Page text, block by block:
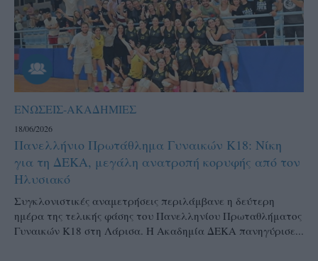
ΕΝΩΣΕΙΣ-ΑΚΑΔΗΜΙΕΣ
18/06/2026
Πανελλήνιο Πρωτάθλημα Γυναικών Κ18: Νίκη
για τη ΔΕΚΑ, μεγάλη ανατροπή κορυφής από τον
Ηλυσιακό
Συγκλονιστικές αναμετρήσεις περιλάμβανε η δεύτερη
ημέρα της τελικής φάσης του Πανελληνίου Πρωταθλήματος
Γυναικών Κ18 στη Λάρισα. Η Ακαδημία ΔΕΚΑ πανηγύρισε...